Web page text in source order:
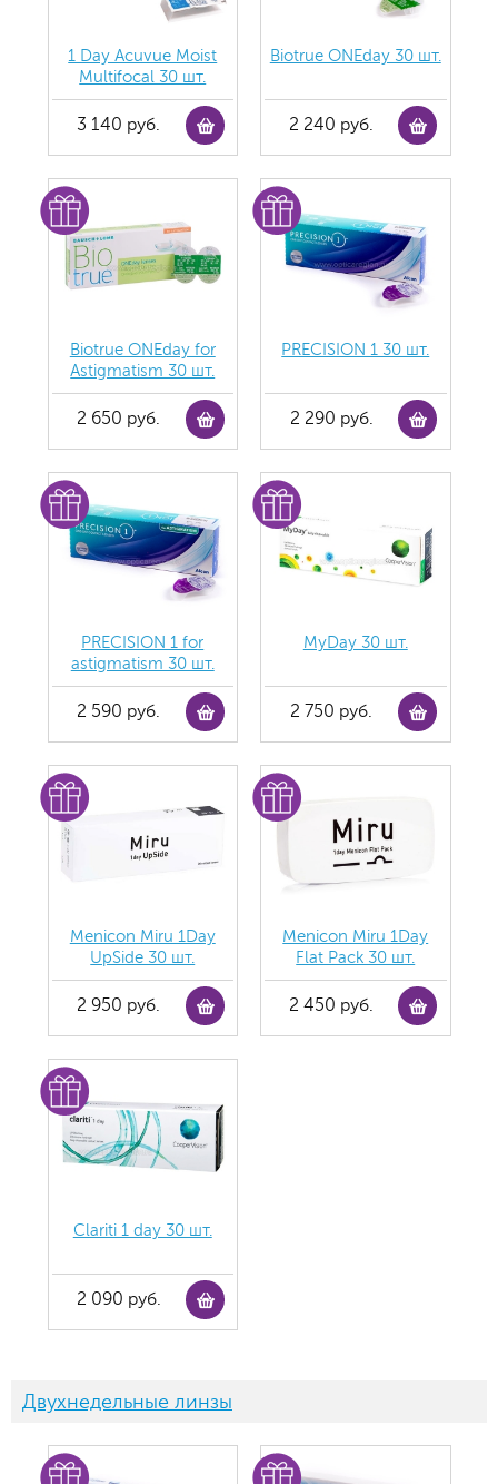
1 Day Acuvue Moist
Multifocal 30 шт.
3 140 руб.
Biotrue ONEday 30 шт.
2 240 руб.
Biotrue ONEday for
Astigmatism 30 шт.
2 650 руб.
PRECISION 1 30 шт.
2 290 руб.
PRECISION 1 for
astigmatism 30 шт.
2 590 руб.
MyDay 30 шт.
2 750 руб.
Menicon Miru 1Day
UpSide 30 шт.
2 950 руб.
Menicon Miru 1Day
Flat Pack 30 шт.
2 450 руб.
Clariti 1 day 30 шт.
2 090 руб.
Двухнедельные линзы